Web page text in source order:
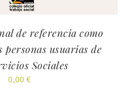
de referencia como
personas usuarias de
Sociales
0,00€